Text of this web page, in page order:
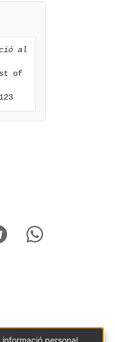
al
of
personal